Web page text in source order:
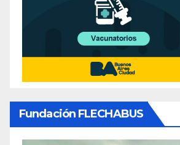
Fundación FLECHABUS